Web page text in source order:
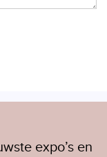
expo’s en